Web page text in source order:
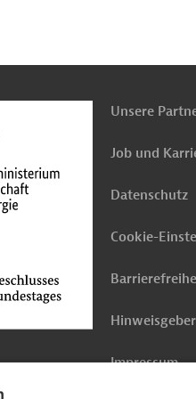
Unsere
Job und
Datenschutz
Cookie-
Impressum